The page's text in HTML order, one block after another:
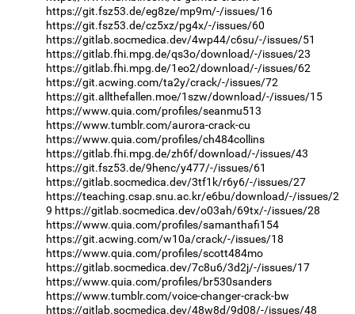
https://git.fsz53.de/eg8ze/mp9m/-/issues/16
https://git.fsz53.de/cz5xz/pg4x/-/issues/60
https://gitlab.socmedica.dev/4wp44/c6su/-/issues/51
https://gitlab.fhi.mpg.de/qs3o/download/-/issues/23
https://gitlab.fhi.mpg.de/1eo2/download/-/issues/62
https://git.acwing.com/ta2y/crack/-/issues/72
https://git.allthefallen.moe/1szw/download/-/issues/15
https://www.quia.com/profiles/seanmu513
https://www.tumblr.com/aurora-crack-cu
https://www.quia.com/profiles/ch484collins
https://gitlab.fhi.mpg.de/zh6f/download/-/issues/43
https://git.fsz53.de/9henc/y477/-/issues/61
https://gitlab.socmedica.dev/3tf1k/r6y6/-/issues/27
https://teaching.csap.snu.ac.kr/e6bu/download/-/issues/2
9 https://gitlab.socmedica.dev/o03ah/69tx/-/issues/28
https://www.quia.com/profiles/samanthafi154
https://git.acwing.com/w10a/crack/-/issues/18
https://www.quia.com/profiles/scott484mo
https://gitlab.socmedica.dev/7c8u6/3d2j/-/issues/17
https://www.quia.com/profiles/br530sanders
https://www.tumblr.com/voice-changer-crack-bw
https://gitlab.socmedica.dev/48w8d/9d08/-/issues/48